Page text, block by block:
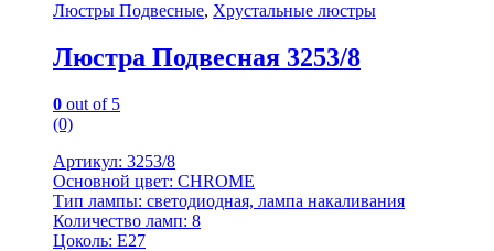
Люстры Подвесные, Хрустальные люстры
Люстра Подвесная 3253/8
0 out of 5
(0)
Артикул: 3253/8
Основной цвет: CHROME
Тип лампы: светодиодная, лампа накаливания
Количество ламп: 8
Цоколь: Е27